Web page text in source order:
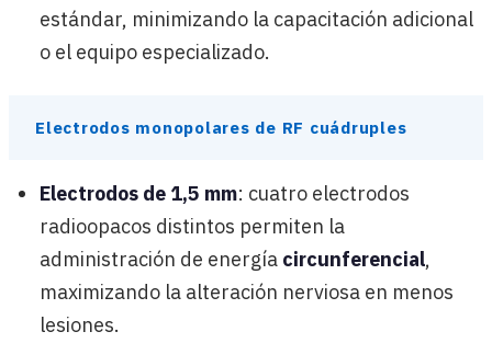
estándar, minimizando la capacitación adicional
o el equipo especializado.
Electrodos monopolares de RF cuádruples
Electrodos de 1,5 mm: cuatro electrodos
radioopacos distintos permiten la
administración de energía circunferencial,
maximizando la alteración nerviosa en menos
lesiones.